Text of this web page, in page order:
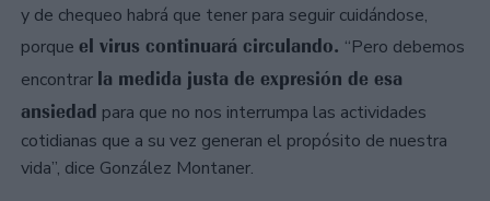
y de chequeo habrá que tener para seguir cuidándose,
porque el virus continuará circulando. “Pero debemos
encontrar la medida justa de expresión de esa
ansiedad para que no nos interrumpa las actividades
cotidianas que a su vez generan el propósito de nuestra
vida”, dice González Montaner.